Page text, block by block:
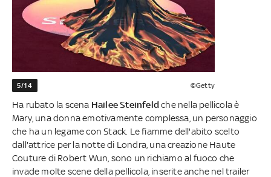
5/14 ©Getty
Ha rubato la scena Hailee Steinfeldche nella pellicola è
Mary, una donna emotivamente complessa, un personaggio
che ha un legame con Stack. Le fiamme dell'abito scelto
dall'attrice per la notte di Londra, una creazione Haute
Couture di Robert Wun, sono un richiamo al fuoco che
invade molte scene della pellicola, inserite anche nel trailer